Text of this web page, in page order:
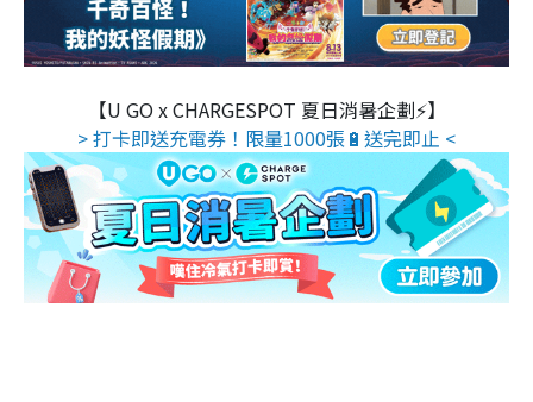
【U GO x CHARGESPOT 夏日消暑企劃⚡】
> 打卡即送充電券！限量1000張🔋送完即止 <